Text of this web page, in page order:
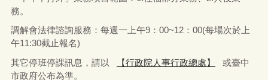
務。
調解會法律諮詢服務：每週一上午9：00~12：00(每場次於上
午11:30截止報名)
其它停班停課訊息，請以
【行政院人事行政總處】
或臺中
市政府公布為準。